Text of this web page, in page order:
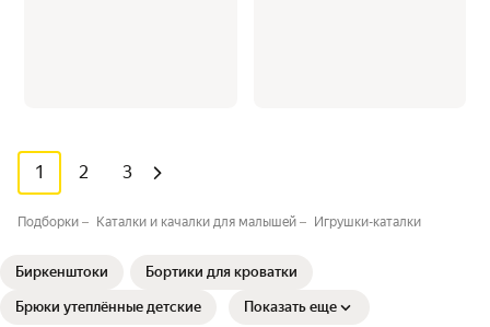
1 2 3
Подборки Каталки и качалки для малышей Игрушки-каталки
Биркенштоки Бортики для кроватки
Брюки утеплённые детские Показать еще